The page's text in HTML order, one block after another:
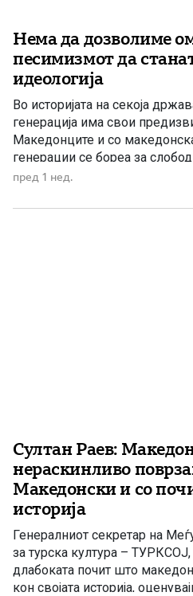
Нема да дозволиме
песимизмот да
идеологија
Во историјата на секоја
генерација има свои
Македонците и со
генерации се бореа за
Борбата започна со славното
Вториот Илинден и Првото
пред 1 нед.
Султан Раев:
нераскинливо
Македонски и со
историја
Генералниот секретар на
за турска култура – ТУРКСОЈ,
длабоката почит што
кон својата историја,